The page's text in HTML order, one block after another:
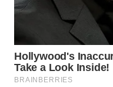
Wahana
Media